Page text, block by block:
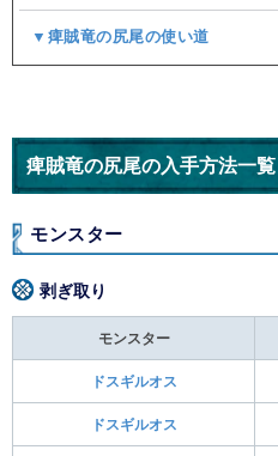
▼痺賊竜の尻尾の使い道
痺賊竜の尻尾の入手方法一覧
モンスター
剥ぎ取り
モンスター
ドスギルオス
ドスギルオス